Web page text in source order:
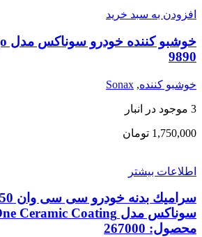
افزودن به سبد خرید
9890
خوشبو کننده,
Sonax
3 موجود در انبار
1,750,000 تومان
اطلاعات بیشتر
محصول: 267000